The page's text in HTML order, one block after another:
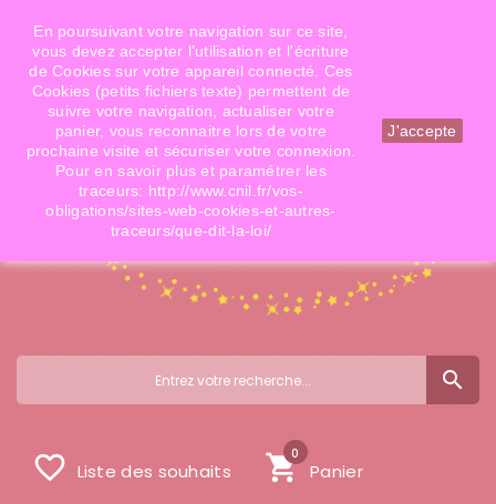
Téléphone: 06 09 14 02 79 Email: info@doigtsdefees.com
Mon compte
search
shopping_cart Panier
0
favorite_border Liste des souhaits
En poursuivant votre navigation sur ce site,
vous devez accepter l’utilisation et l'écriture
de Cookies sur votre appareil connecté. Ces
Cookies (petits fichiers texte) permettent de
suivre votre navigation, actualiser votre
panier, vous reconnaitre lors de votre
prochaine visite et sécuriser votre connexion.
Pour en savoir plus et paramétrer les
traceurs: http://www.cnil.fr/vos-
obligations/sites-web-cookies-et-autres-
traceurs/que-dit-la-loi/
J'accepte